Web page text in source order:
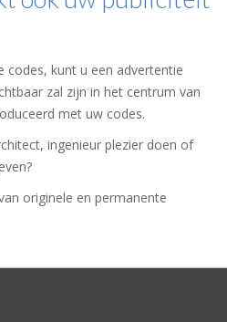
codes, kunt u een advertentie
zal zijn in het centrum van
met uw codes.
ingenieur plezier doen of
originele en permanente